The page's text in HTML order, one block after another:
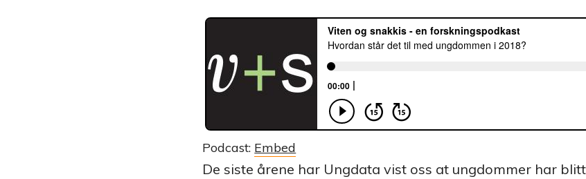
Podcast: Embed
De siste årene har Ungdata vist oss at ungdommer har